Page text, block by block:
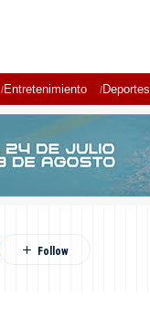
Entretenimiento Deportes